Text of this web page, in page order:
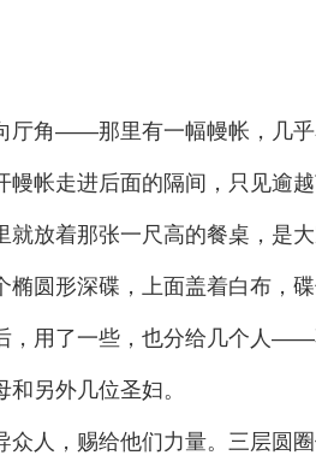
厅角——那里有一幅幔帐，几
幔帐走进后面的隔间，只见逾
就放着那张一尺高的餐桌，是
椭圆形深碟，上面盖着白布，
，用了一些，也分给几个人
另外几位圣妇。
众人，赐给他们力量。三层圆